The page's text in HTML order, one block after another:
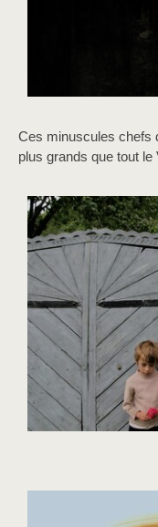
Ces minuscules chefs
plus grands que tout le